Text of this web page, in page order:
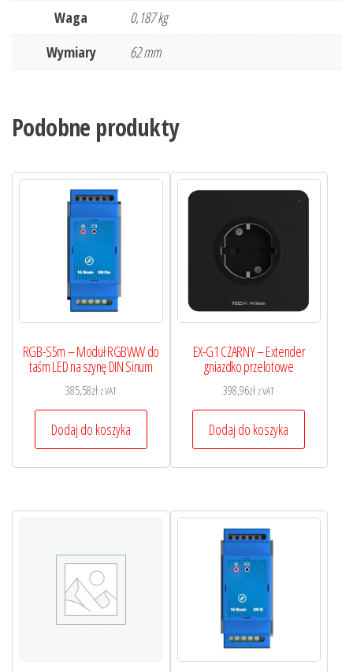
Waga
0,187 kg
Wymiary
62 mm
Podobne produkty
RGB-S5m – Moduł RGBWW do
taśm LED na szynę DIN Sinum
385,58zł z VAT
Dodaj do koszyka
EX-G1 CZARNY – Extender
gniazdko przelotowe
398,96zł z VAT
Dodaj do koszyka